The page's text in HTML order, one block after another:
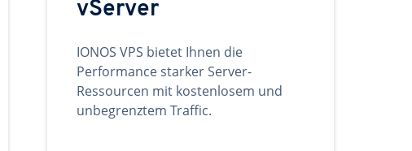
vServer
IONOS VPS bietet Ihnen die
Performance starker Server-
Ressourcen mit kostenlosem und
unbegrenztem Traffic.